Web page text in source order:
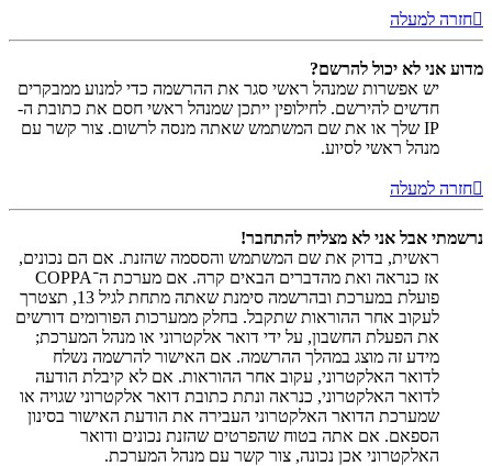
חזרה למעלה
מדוע אני לא יכול להרשם?
יש אפשרות שמנהל ראשי סגר את ההרשמה כדי למנוע ממבקרים
חדשים להירשם. לחילופין ייתכן שמנהל ראשי חסם את כתובת ה-
IP שלך או את שם המשתמש שאתה מנסה לרשום. צור קשר עם
מנהל ראשי לסיוע.
חזרה למעלה
נרשמתי אבל אני לא מצליח להתחבר!
ראשית, בדוק את שם המשתמש והססמה שהזנת. אם הם נכונים,
אז כנראה ואת מהדברים הבאים קרה. אם מערכת ה־COPPA
פועלת במערכת ובהרשמה סימנת שאתה מתחת לגיל 13, תצטרך
לעקוב אחר ההוראות שתקבל. בחלק ממערכות הפורומים דורשים
את הפעלת החשבון, על ידי דואר אלקטרוני או מנהל המערכת;
מידע זה מוצג במהלך ההרשמה. אם האישור להרשמה נשלח
לדואר האלקטרוני, עקוב אחר ההוראות. אם לא קיבלת הודעה
לדואר האלקטרוני, כנראה ונתת כתובת דואר אלקטרוני שגויה או
שמערכת הדואר האלקטרוני העבירה את הודעת האישור בסינון
הספאם. אם אתה בטוח שהפרטים שהזנת נכונים ודואר
האלקטרוני אכן נכונה, צור קשר עם מנהל המערכת.